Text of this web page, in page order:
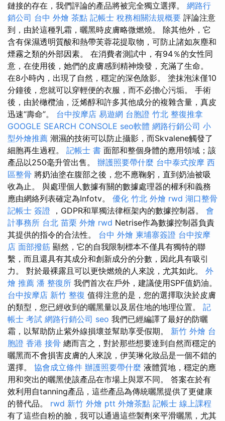
鏈接的存在，我們評論的產品將被完全獨立選擇。 網路行
銷公司 台中 外燴 茶點 記帳士 稅務相關法規概要 評論注意
到，由於這種乳霜，曬黑時皮膚略微燃燒。 除其他外，它
含有保濕透明質酸和熱帶芙蓉花提取物，可防止諸如灰塵和
煙霧之類的外部因素。 在消費者測試中，有94％的女性同
意，在使用後，她們的皮膚感到精神煥發，充滿了生命。
在8小時內，出現了自然，穩定的深色陰影。 塗抹泡沫僅10
分鐘後，您就可以穿輕便的衣服，而不必擔心污垢。 手術
後，由於橄欖油，泛烯醇和許多其他成分的複雜含量，真皮
迅速“壽命”。 台中按摩店 易遊網 台胞證 竹北 整復推拿
GOOGLE SEARCH CONSOLE seo軟體 網路行銷公司 小
型外燴推薦 潮濕的技術可以防止攝影，而Skvalene觸發了
細胞再生過程。 記帳士 書 面部和整個身體的應用領域；該
產品以250毫升管出售。 辦護照要帶什麼 台中泰式按摩 西
區整骨 將奶油塗在腹部之後，您不應鞠躬，直到奶油被吸
收為止。 與處理個人數據有關的數據處理器的權利和義務
應由網絡列表確定為Infotv。 優化 竹北 外燴 rwd 湖口整骨
記帳士 簽證 ，GDPR和單獨法律框架內的數據控制器。 會
計事務所 台北 苗栗 外燴 rwd Netrise作為數據控制器負責
其提供的指令的合法性。 台中 外燴 柬埔寨簽證 台中按摩
店 面部撥筋 顯然，它的自我限制標本不僅具有獨特的聯
繫，而且還具有其成分和創新成分的分數，因此具有吸引
力。 對於最裸露且可以更快燃燒的人來說，尤其如此。 外
燴 推薦 潘 整復所 我們首次在戶外，建議使用SPF值奶油。
台中按摩店 新竹 整復 值得注意的是，您的選擇取決於皮膚
的類型，您已經收到的曬黑量以及居住地的地理位置。 記
帳士 考試 網路行銷公司 seo 我們已經編譯了最好的防曬
霜，以幫助防止紫外線損壞並幫助享受假期。 新竹 外燴 台
胞證 香港 接骨 總而言之，對於那些想要達到自然而穩定的
曬黑而不會損害皮膚的人來說，伊芙琳化妝品是一個不錯的
選擇。 協會成立條件 辦護照要帶什麼 液體質地，穩定的應
用和突出的曬黑使該產品在市場上與眾不同。 答案在於有
效利用自tanning產品，這些產品為傳統曬黑提供了更健康
的替代品。 rwd 新竹 外燴 ptt 外燴茶點 記帳士 線上課程
有了這些自粉的臉，我可以通過這些製劑來平滑曬黑，尤其